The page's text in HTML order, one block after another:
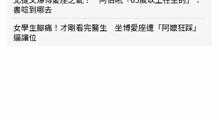
書唸到哪去
女學生腳痛！才剛看完醫生 坐博愛座遭「阿嬤狂踩」
逼讓位